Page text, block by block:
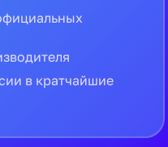
в кратчайшие